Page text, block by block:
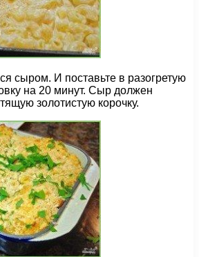
сыром. И поставьте в разогретую
на 20 минут. Сыр должен
золотистую корочку.